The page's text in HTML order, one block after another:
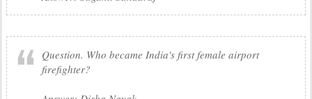
Question. Who became India's first female airport
firefighter?